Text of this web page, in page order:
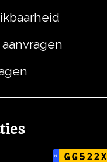
NL GG522X